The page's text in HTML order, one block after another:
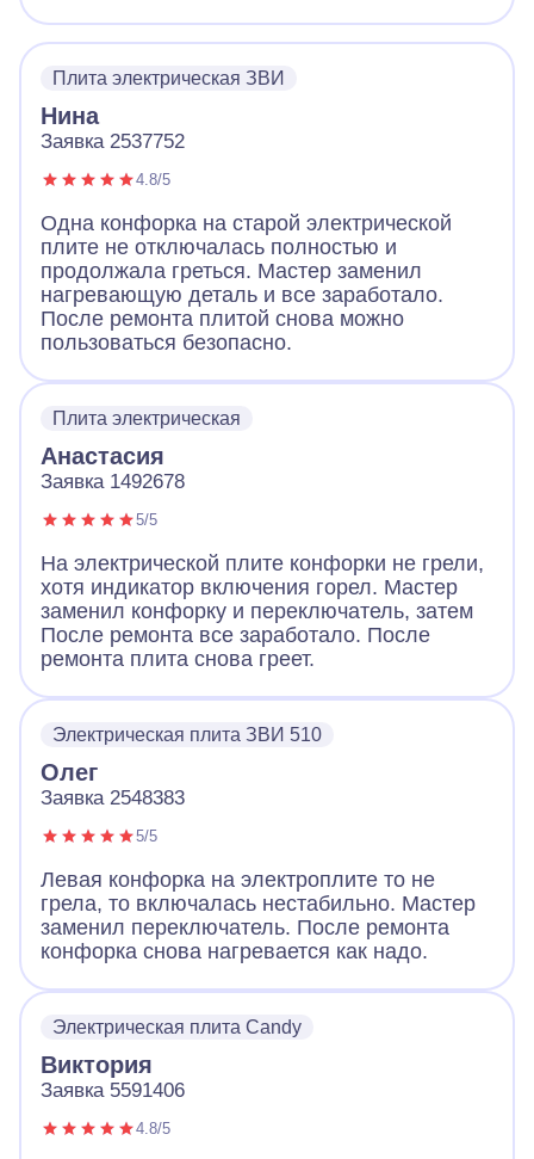
Плита электрическая ЗВИ
Нина
Заявка 2537752
4.8/5
Одна конфорка на старой электрической
плите не отключалась полностью и
продолжала греться. Мастер заменил
нагревающую деталь и все заработало.
После ремонта плитой снова можно
пользоваться безопасно.
Плита электрическая
Анастасия
Заявка 1492678
5/5
На электрической плите конфорки не грели,
хотя индикатор включения горел. Мастер
заменил конфорку и переключатель, затем
После ремонта все заработало. После
ремонта плита снова греет.
Электрическая плита ЗВИ 510
Олег
Заявка 2548383
5/5
Левая конфорка на электроплите то не
грела, то включалась нестабильно. Мастер
заменил переключатель. После ремонта
конфорка снова нагревается как надо.
Электрическая плита Candy
Виктория
Заявка 5591406
4.8/5